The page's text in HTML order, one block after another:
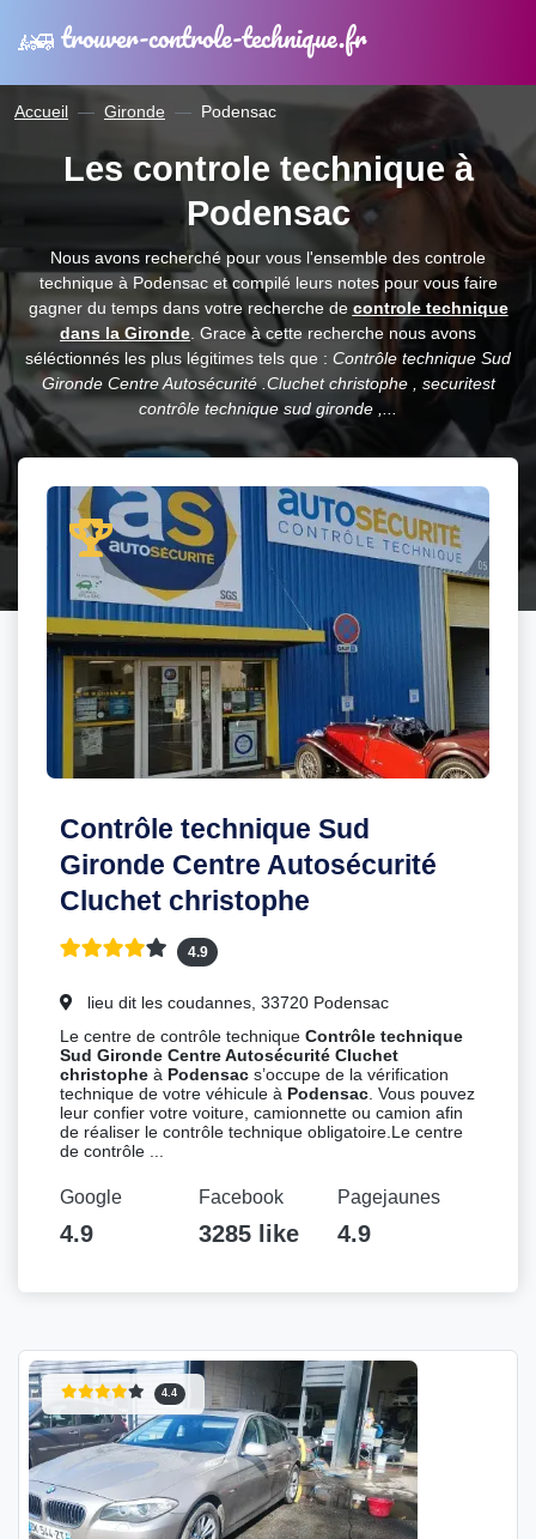
trouver-controle-technique.fr
Accueil Gironde Podensac
Les controle technique à
Podensac
Nous avons recherché pour vous l'ensemble des controle
technique à Podensac et compilé leurs notes pour vous faire
gagner du temps dans votre recherche de controle technique
dans la Gironde . Grace à cette recherche nous avons
séléctionnés les plus légitimes tels que : Contrôle technique Sud
Gironde Centre Autosécurité .Cluchet christophe , securitest
contrôle technique sud gironde ,...
Contrôle technique Sud
Gironde Centre Autosécurité
Cluchet christophe
4.9
lieu dit les coudannes, 33720 Podensac
Le centre de contrôle techniqueContrôle technique
Sud Gironde Centre Autosécurité Cluchet
christophe à Podensac s’occupe de la vérification
technique de votre véhicule à Podensac. Vous pouvez
leur confier votre voiture, camionnette ou camion afin
de réaliser le contrôle technique obligatoire.Le centre
de contrôle ...
Google
4.9
Facebook
3285 like
Pagejaunes
4.9
4.4